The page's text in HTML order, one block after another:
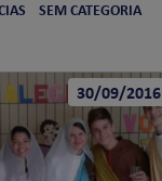
SEM CATEGORIA
30/09/2016